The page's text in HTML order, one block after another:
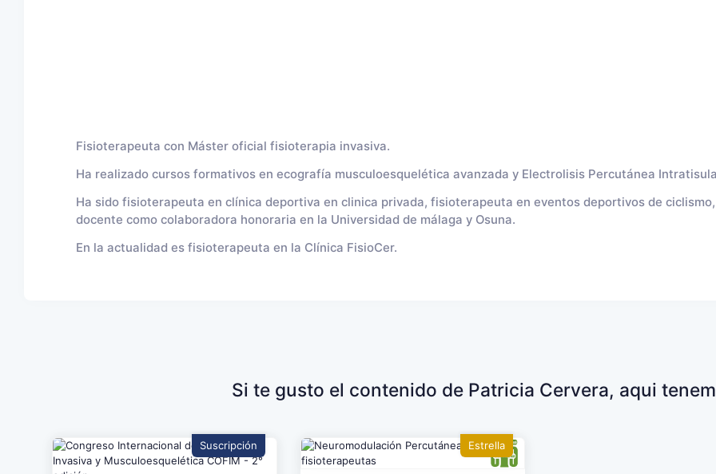
Fisioterapeuta con Máster oficial fisioterapia invasiva.
Ha realizado cursos formativos en ecografía musculoesquelética avanzada y Electrolisis Percutánea
Ha sido fisioterapeuta en clínica deportiva en clinica privada, fisioterapeuta en eventos deportivos de
docente como colaboradora honoraria en la Universidad de málaga y Osuna.
En la actualidad es fisioterapeuta en la Clínica FisioCer.
Si te gusto el contenido de Patricia Cervera, aqui
Suscripción Estrella